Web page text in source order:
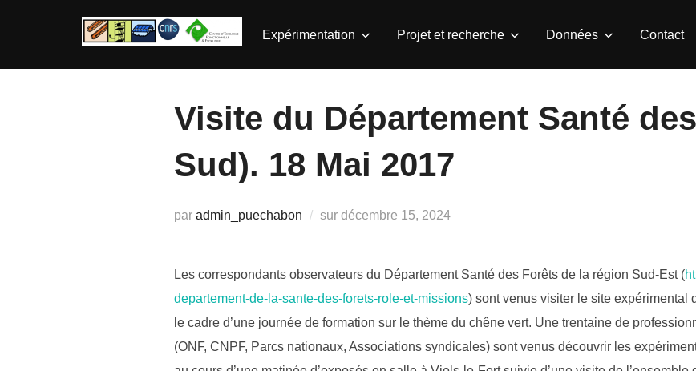
Expérimentation Projet et recherche Données Contact
Visite du Département Santé
Sud). 18 Mai 2017
par admin_puechabon sur Publié
décembre 15, 2024
Les correspondants observateurs du Département Santé des Forêts de la région Sud-Est (
departement-de-la-sante-des-forets-role-et-missions) sont venus visiter le site expérimental
le cadre d’une journée de formation sur le thème du chêne vert. Une trentaine de
(ONF, CNPF, Parcs nationaux, Associations syndicales) sont venus découvrir les